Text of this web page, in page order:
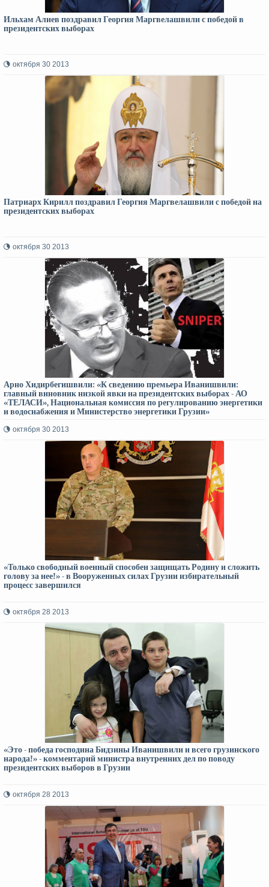
Ильхам Алиев поздравил Георгия Маргвелашвили с победой в
президентских выборах
октября 30 2013
Патриарх Кирилл поздравил Георгия Маргвелашвили с победой на
президентских выборах
октября 30 2013
Арно Хидирбегишвили: «К сведению премьера Иванишвили:
главный виновник низкой явки на президентских выборах - АО
«ТЕЛАСИ», Национальная комиссия по регулированию энергетики
и водоснабжения и Министерство энергетики Грузии»
октября 30 2013
«Только свободный военный способен защищать Родину и сложить
голову за нее!» - в Вооруженных силах Грузии избирательный
процесс завершился
октября 28 2013
«Это - победа господина Бидзины Иванишвили и всего грузинского
народа!» - комментарий министра внутренних дел по поводу
президентских выборов в Грузии
октября 28 2013